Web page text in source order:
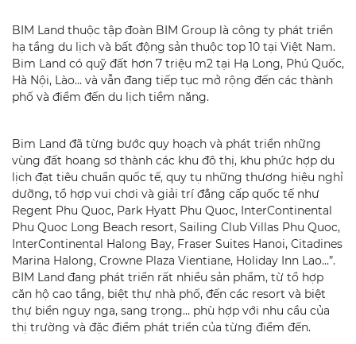
BIM Land thuộc tập đoàn BIM Group là công ty phát triển
hạ tầng du lịch và bất động sản thuộc top 10 tại Việt Nam.
Bim Land có quỹ đất hơn 7 triệu m2 tại Hạ Long, Phú Quốc,
Hà Nội, Lào… và vẫn đang tiếp tục mở rộng đến các thành
phố và điểm đến du lịch tiềm năng.
Bim Land đã từng bước quy hoạch và phát triển những
vùng đất hoang sơ thành các khu đô thị, khu phức hợp du
lịch đạt tiêu chuẩn quốc tế, quy tụ những thương hiệu nghỉ
dưỡng, tổ hợp vui chơi và giải trí đẳng cấp quốc tế như
Regent Phu Quoc, Park Hyatt Phu Quoc, InterContinental
Phu Quoc Long Beach resort, Sailing Club Villas Phu Quoc,
InterContinental Halong Bay, Fraser Suites Hanoi, Citadines
Marina Halong, Crowne Plaza Vientiane, Holiday Inn Lao…”.
BIM Land đang phát triển rất nhiều sản phẩm, từ tổ hợp
căn hộ cao tầng, biệt thự nhà phố, đến các resort và biệt
thự biển nguy nga, sang trọng… phù hợp với nhu cầu của
thị trường và đặc điểm phát triển của từng điểm đến.